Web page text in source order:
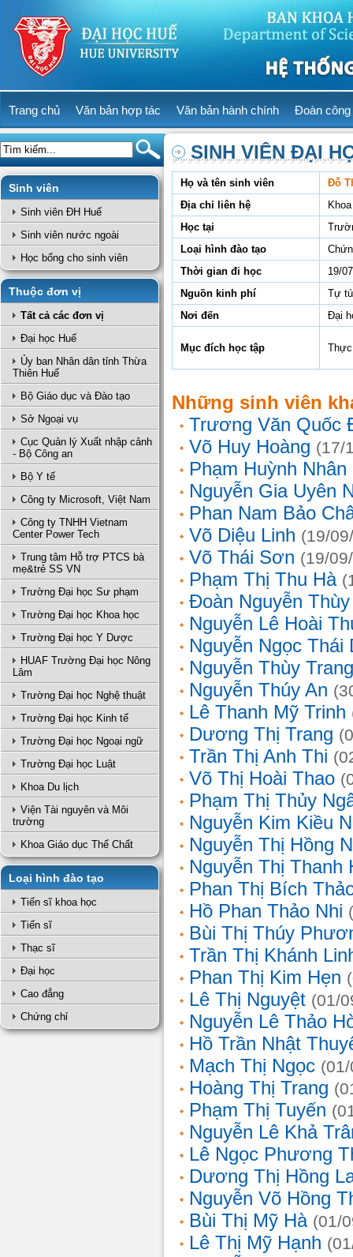
Trang chủ Văn bản hợp tác Văn bản hành chính Đoàn công
Sinh viên
Sinh viên ĐH Huế
Sinh viên nước ngoài
Học bổng cho sinh viên
Thuộc đơn vị
Tất cả các đơn vị
Đại học Huế
Ủy ban Nhân dân tỉnh Thừa
Thiên Huế
Bộ Giáo dục và Đào tạo
Sở Ngoại vụ
Cục Quản lý Xuất nhập cảnh
- Bộ Công an
Bộ Y tế
Công ty Microsoft, Việt Nam
Công ty TNHH Vietnam
Center Power Tech
Trung tâm Hỗ trợ PTCS bà
mẹ&trẻ SS VN
Trường Đại học Sư phạm
Trường Đại học Khoa học
Trường Đại học Y Dược
HUAF Trường Đại học Nông
Lâm
Trường Đại học Nghệ thuật
Trường Đại học Kinh tế
Trường Đại học Ngoại ngữ
Trường Đại học Luật
Khoa Du lịch
Viện Tài nguyên và Môi
trường
Khoa Giáo dục Thể Chất
Loại hình đào tạo
Tiến sĩ khoa học
Tiến sĩ
Thạc sĩ
Đại học
Cao đẳng
Chứng chỉ
SINH VIÊN ĐẠI
Họ và tên sinh viên
Đỗ
Địa chỉ liên hệ
Học tại
Loại hình đào tạo
Thời gian đi học
19/
Nguồn kinh phí
Tự
Nơi đến
Đại
Mục đích học tập
Những sinh viên
Trương Văn Quốc
Võ Huy Hoàng (17/
Phạm Huỳnh Nhân
Nguyễn Gia Uyên
Phan Nam Bảo
Võ Diệu Linh (19/
Võ Thái Sơn (19/
Phạm Thị Thu Hà
Đoàn Nguyễn
Nguyễn Lê Hoài
Nguyễn Ngọc Thái
Nguyễn Thùy Trang
Nguyễn Thúy An
Lê Thanh Mỹ Trinh
Dương Thị Trang
Trần Thị Anh Thi
Võ Thị Hoài Thao
Phạm Thị Thủy
Nguyễn Kim Kiều
Nguyễn Thị Hồng
Nguyễn Thị Thanh
Phan Thị Bích
Hồ Phan Thảo Nhi
Bùi Thị Thúy
Trần Thị Khánh
Phan Thị Kim Hẹn
Lê Thị Nguyệt (01/
Nguyễn Lê Thảo
Hồ Trần Nhật
Mạch Thị Ngọc
Hoàng Thị Trang
Phạm Thị Tuyến
Nguyễn Lê Khả
Lê Ngọc Phương
Dương Thị Hồng
Nguyễn Võ Hồng
Bùi Thị Mỹ Hà (01/
Lê Thị Mỹ Hạnh